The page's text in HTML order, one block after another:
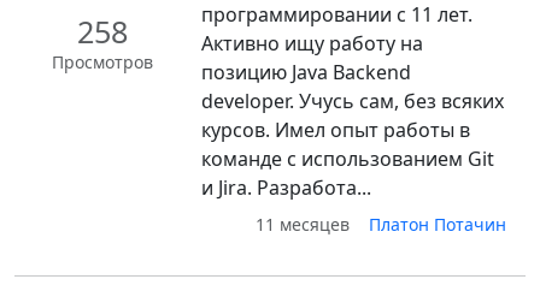
258
Просмотров
программировании с 11 лет.
Активно ищу работу на
позицию Java Backend
developer. Учусь сам, без всяких
курсов. Имел опыт работы в
команде с использованием Git
и Jira. Разработа...
11 месяцев Платон Потачин